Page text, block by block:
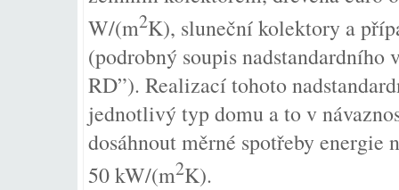
W/(m2K), sluneční kolektory a
(podrobný soupis
RD”). Realizací tohoto
jednotlivý typ domu a to v
dosáhnout měrné spotřeby
50 kW/(m2K).